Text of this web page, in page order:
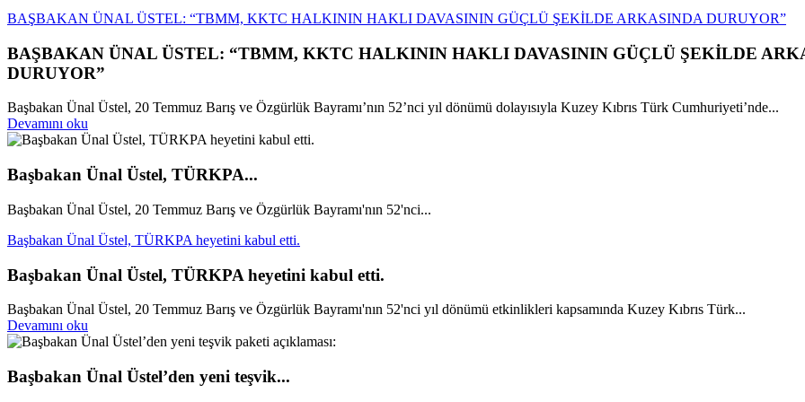
BAŞBAKAN ÜNAL ÜSTEL: “TBMM, KKTC HALKININ HAKLI DAVASININ GÜÇLÜ ŞEKİLDE ARKASINDA DURUYOR”
BAŞBAKAN ÜNAL ÜSTEL: “TBMM, KKTC HALKININ HAKLI DAVASININ GÜÇLÜ ŞEKİLDE
DURUYOR”
Başbakan Ünal Üstel, 20 Temmuz Barış ve Özgürlük Bayramı’nın 52’nci yıl dönümü dolayısıyla Kuzey Kıbrıs Türk Cumhuriyeti’nde...
Devamını oku
Başbakan Ünal Üstel, TÜRKPA...
Başbakan Ünal Üstel, 20 Temmuz Barış ve Özgürlük Bayramı'nın 52'nci...
Başbakan Ünal Üstel, TÜRKPA heyetini kabul etti.
Başbakan Ünal Üstel, TÜRKPA heyetini kabul etti.
Başbakan Ünal Üstel, 20 Temmuz Barış ve Özgürlük Bayramı'nın 52'nci yıl dönümü etkinlikleri kapsamında Kuzey Kıbrıs Türk...
Devamını oku
Başbakan Ünal Üstel’den yeni teşvik...